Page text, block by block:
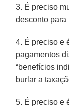
3. É preciso
desconto para
4. É preciso e
pagamentos
“benefícios
burlar a
5. É preciso e